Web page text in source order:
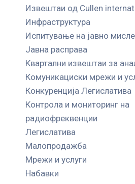
Извештаи од Cullen
Инфраструктура
Испитување на јавно
Јавна расправа
Квартални извештаи за
Комуникациски мрежи и
Конкуренција Легислатива
Контрола и мониторинг на
радиофреквенции
Легислатива
Малопродажба
Мрежи и услуги
Набавки